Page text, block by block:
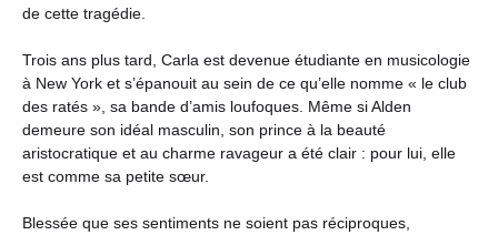
de cette tragédie.
Trois ans plus tard, Carla est devenue étudiante en musicologie
à New York et s’épanouit au sein de ce qu’elle nomme « le club
des ratés », sa bande d’amis loufoques. Même si Alden
demeure son idéal masculin, son prince à la beauté
aristocratique et au charme ravageur a été clair : pour lui, elle
est comme sa petite sœur.
Blessée que ses sentiments ne soient pas réciproques,